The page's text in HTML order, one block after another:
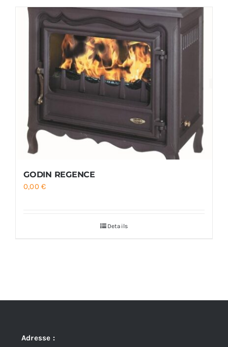
GODIN REGENCE
0,00€
Details
Adresse :